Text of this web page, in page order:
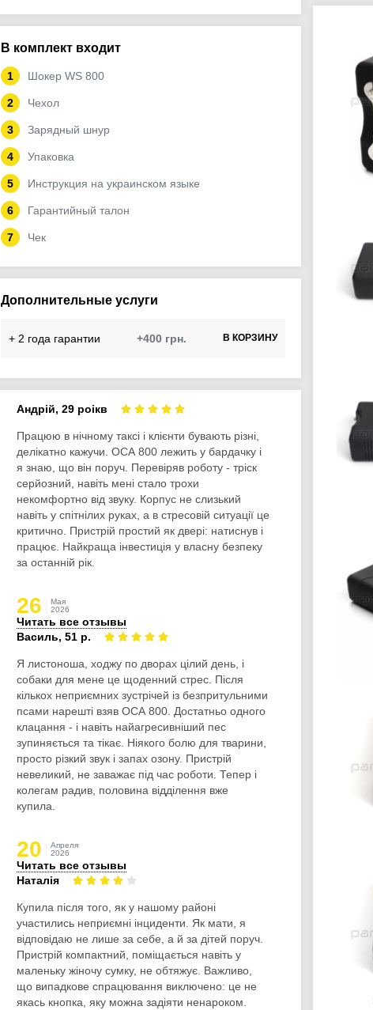
В комплект входит
Шокер WS 800
Чехол
Зарядный шнур
Упаковка
Инструкция на украинском языке
Гарантийный талон
Чек
Дополнительные услуги
+ 2 года гарантии +400 грн. В КОРЗИНУ
Андрій, 29 роікв
Працюю в нічному таксі і клієнти бувають різні,
делікатно кажучи. ОСА 800 лежить у бардачку і
я знаю, що він поруч. Перевіряв роботу - тріск
серйозний, навіть мені стало трохи
некомфортно від звуку. Корпус не слизький
навіть у спітнілих руках, а в стресовій ситуації це
критично. Пристрій простий як двері: натиснув і
працює. Найкраща інвестиція у власну безпеку
за останній рік.
26
Мая
2026
Читать все отзывы
Василь, 51 р.
Я листоноша, ходжу по дворах цілий день, і
собаки для мене це щоденний стрес. Після
кількох неприємних зустрічей із безпритульними
псами нарешті взяв ОСА 800. Достатньо одного
клацання - і навіть найагресивніший пес
зупиняється та тікає. Ніякого болю для тварини,
просто різкий звук і запах озону. Пристрій
невеликий, не заважає під час роботи. Тепер і
колегам радив, половина відділення вже
купила.
20
Апреля
2026
Читать все отзывы
Наталія
Купила після того, як у нашому районі
участились неприємні інциденти. Як мати, я
відповідаю не лише за себе, а й за дітей поруч.
Пристрій компактний, поміщається навіть у
маленьку жіночу сумку, не обтяжує. Важливо,
що випадкове спрацювання виключено: це не
якась кнопка, яку можна задіяти ненароком.